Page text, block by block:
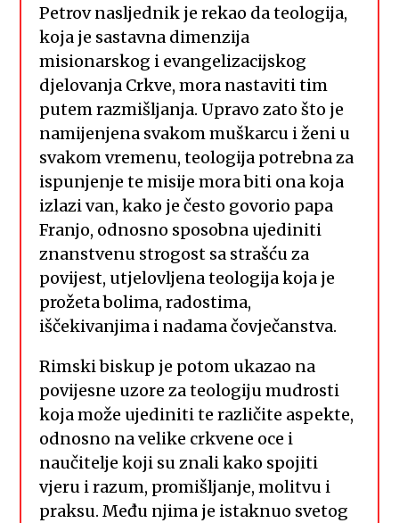
Petrov nasljednik je rekao da teologija,
koja je sastavna dimenzija
misionarskog i evangelizacijskog
djelovanja Crkve, mora nastaviti tim
putem razmišljanja. Upravo zato što je
namijenjena svakom muškarcu i ženi u
svakom vremenu, teologija potrebna za
ispunjenje te misije mora biti ona koja
izlazi van, kako je često govorio papa
Franjo, odnosno sposobna ujediniti
znanstvenu strogost sa strašću za
povijest, utjelovljena teologija koja je
prožeta bolima, radostima,
iščekivanjima i nadama čovječanstva.
Rimski biskup je potom ukazao na
povijesne uzore za teologiju mudrosti
koja može ujediniti te različite aspekte,
odnosno na velike crkvene oce i
naučitelje koji su znali kako spojiti
vjeru i razum, promišljanje, molitvu i
praksu. Među njima je istaknuo svetog